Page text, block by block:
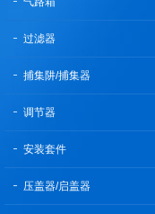
过滤器
捕集阱/捕集器
调节器
安装套件
压盖器/启盖器